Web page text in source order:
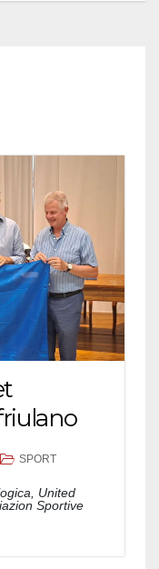
SPORT
United
Sportive